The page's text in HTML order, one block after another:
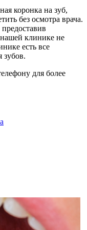
коронка на зуб,
без осмотра врача.
клинике не
есть все
зубов.
для более